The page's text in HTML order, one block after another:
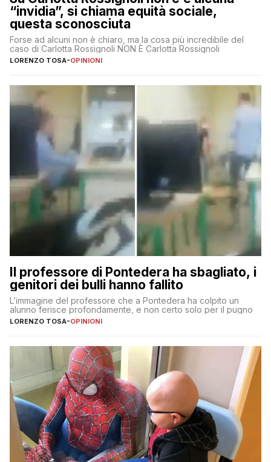
“invidia”, si chiama equità sociale,
questa sconosciuta
Forse ad alcuni non è chiaro, ma la cosa più incredibile del
caso di Carlotta Rossignoli NON È Carlotta Rossignoli
LORENZO TOSA-OPINIONI
Il professore di Pontedera ha sbagliato, i
genitori dei bulli hanno fallito
L’immagine del professore che a Pontedera ha colpito un
alunno ferisce profondamente, e non certo solo per il pugno
LORENZO TOSA-OPINIONI